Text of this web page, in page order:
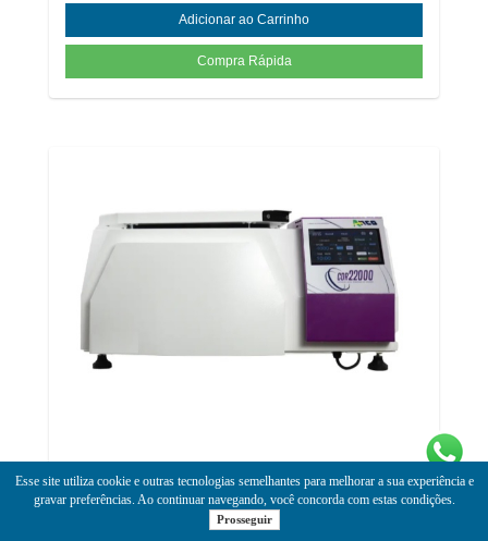
Esse site utiliza cookie e outras tecnologias semelhantes para melhorar a sua experiência e
gravar preferências. Ao continuar navegando, você concorda com estas condições.
Prosseguir
Centrífuga Digital Refrigerada 22000 rpm 21 opções de rotores fixos
e 6 opções de rotores basculantes (BCD CDR-22000) 110 ou 220V
#